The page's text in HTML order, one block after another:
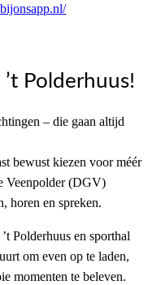
Polderhuus!
– die gaan altijd
bewust kiezen voor méér
Veenpolder (DGV)
horen en spreken.
Polderhuus en sporthal
om even op te laden,
momenten te beleven.